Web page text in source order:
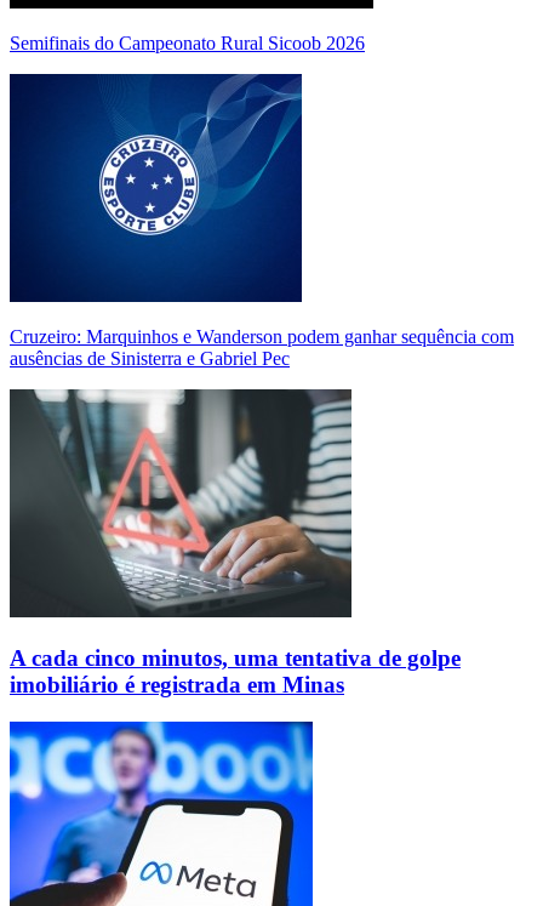
Semifinais do Campeonato Rural Sicoob 2026
Cruzeiro: Marquinhos e Wanderson podem ganhar sequência com
ausências de Sinisterra e Gabriel Pec
A cada cinco minutos, uma tentativa de golpe
imobiliário é registrada em Minas